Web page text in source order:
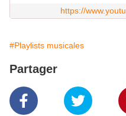
https://
#Playlists musicales
Partager